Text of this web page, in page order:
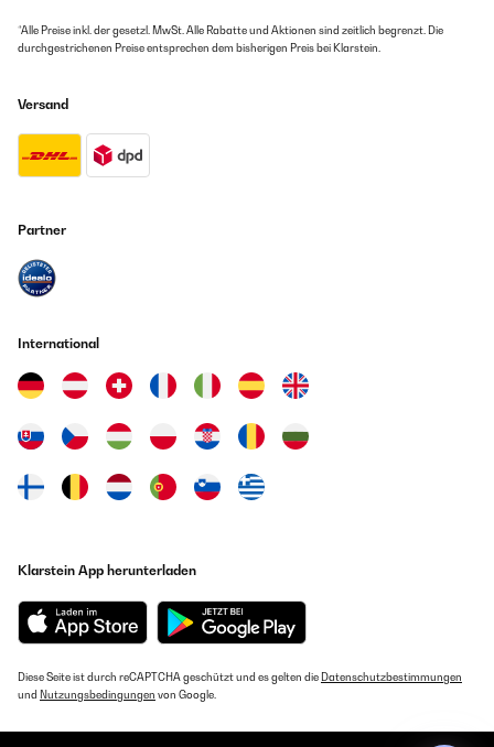
*Alle Preise inkl. der gesetzl. MwSt. Alle Rabatte und Aktionen sind zeitlich begrenzt. Die
durchgestrichenen Preise entsprechen dem bisherigen Preis bei Klarstein.
Versand
Partner
International
Klarstein App herunterladen
Diese Seite ist durch reCAPTCHA geschützt und es gelten die Datenschutzbestimmungen
und Nutzungsbedingungen von Google.